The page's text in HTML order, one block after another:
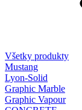
Všetky produkty
Mustang
Lyon-Solid
Graphic Marble
Graphic Vapour